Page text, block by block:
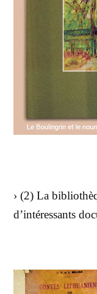
› (2) La
d’intéressants